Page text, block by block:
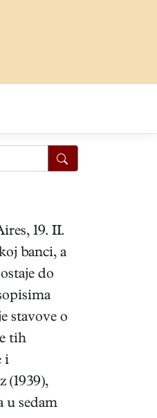
19. II.
banci, a
do
stavove o
tih
i
(1939),
u sedam